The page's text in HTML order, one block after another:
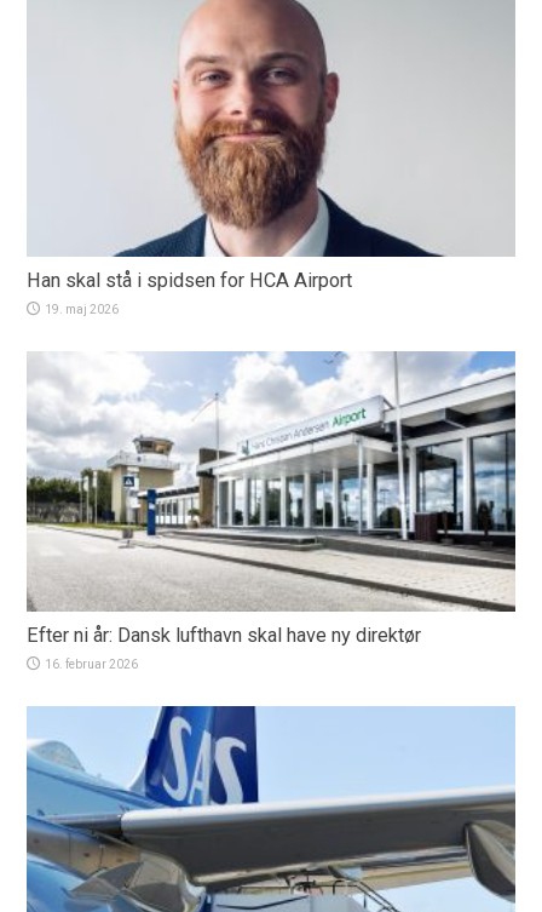
Han skal stå i spidsen for HCA Airport
19. maj 2026
Efter ni år: Dansk lufthavn skal have ny direktør
16. februar 2026